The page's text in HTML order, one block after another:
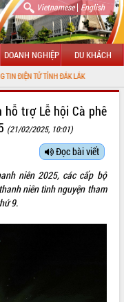
Vietnamese| English
DOANH NGHIỆP DU KHÁCH
TỬ TỈNH ĐẮK LẮK
trợ Lễ hội Cà phê
(21/02/2025, 10:01)
Đọc bài viết
niên 2025, các cấp bộ
niên tình nguyện tham
9.